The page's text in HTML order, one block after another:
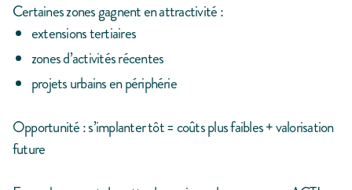
Certaines zones gagnent en attractivité :
extensions tertiaires
zones d’activités récentes
projets urbains en périphérie
Opportunité : s’implanter tôt = coûts plus faibles + valorisation
future